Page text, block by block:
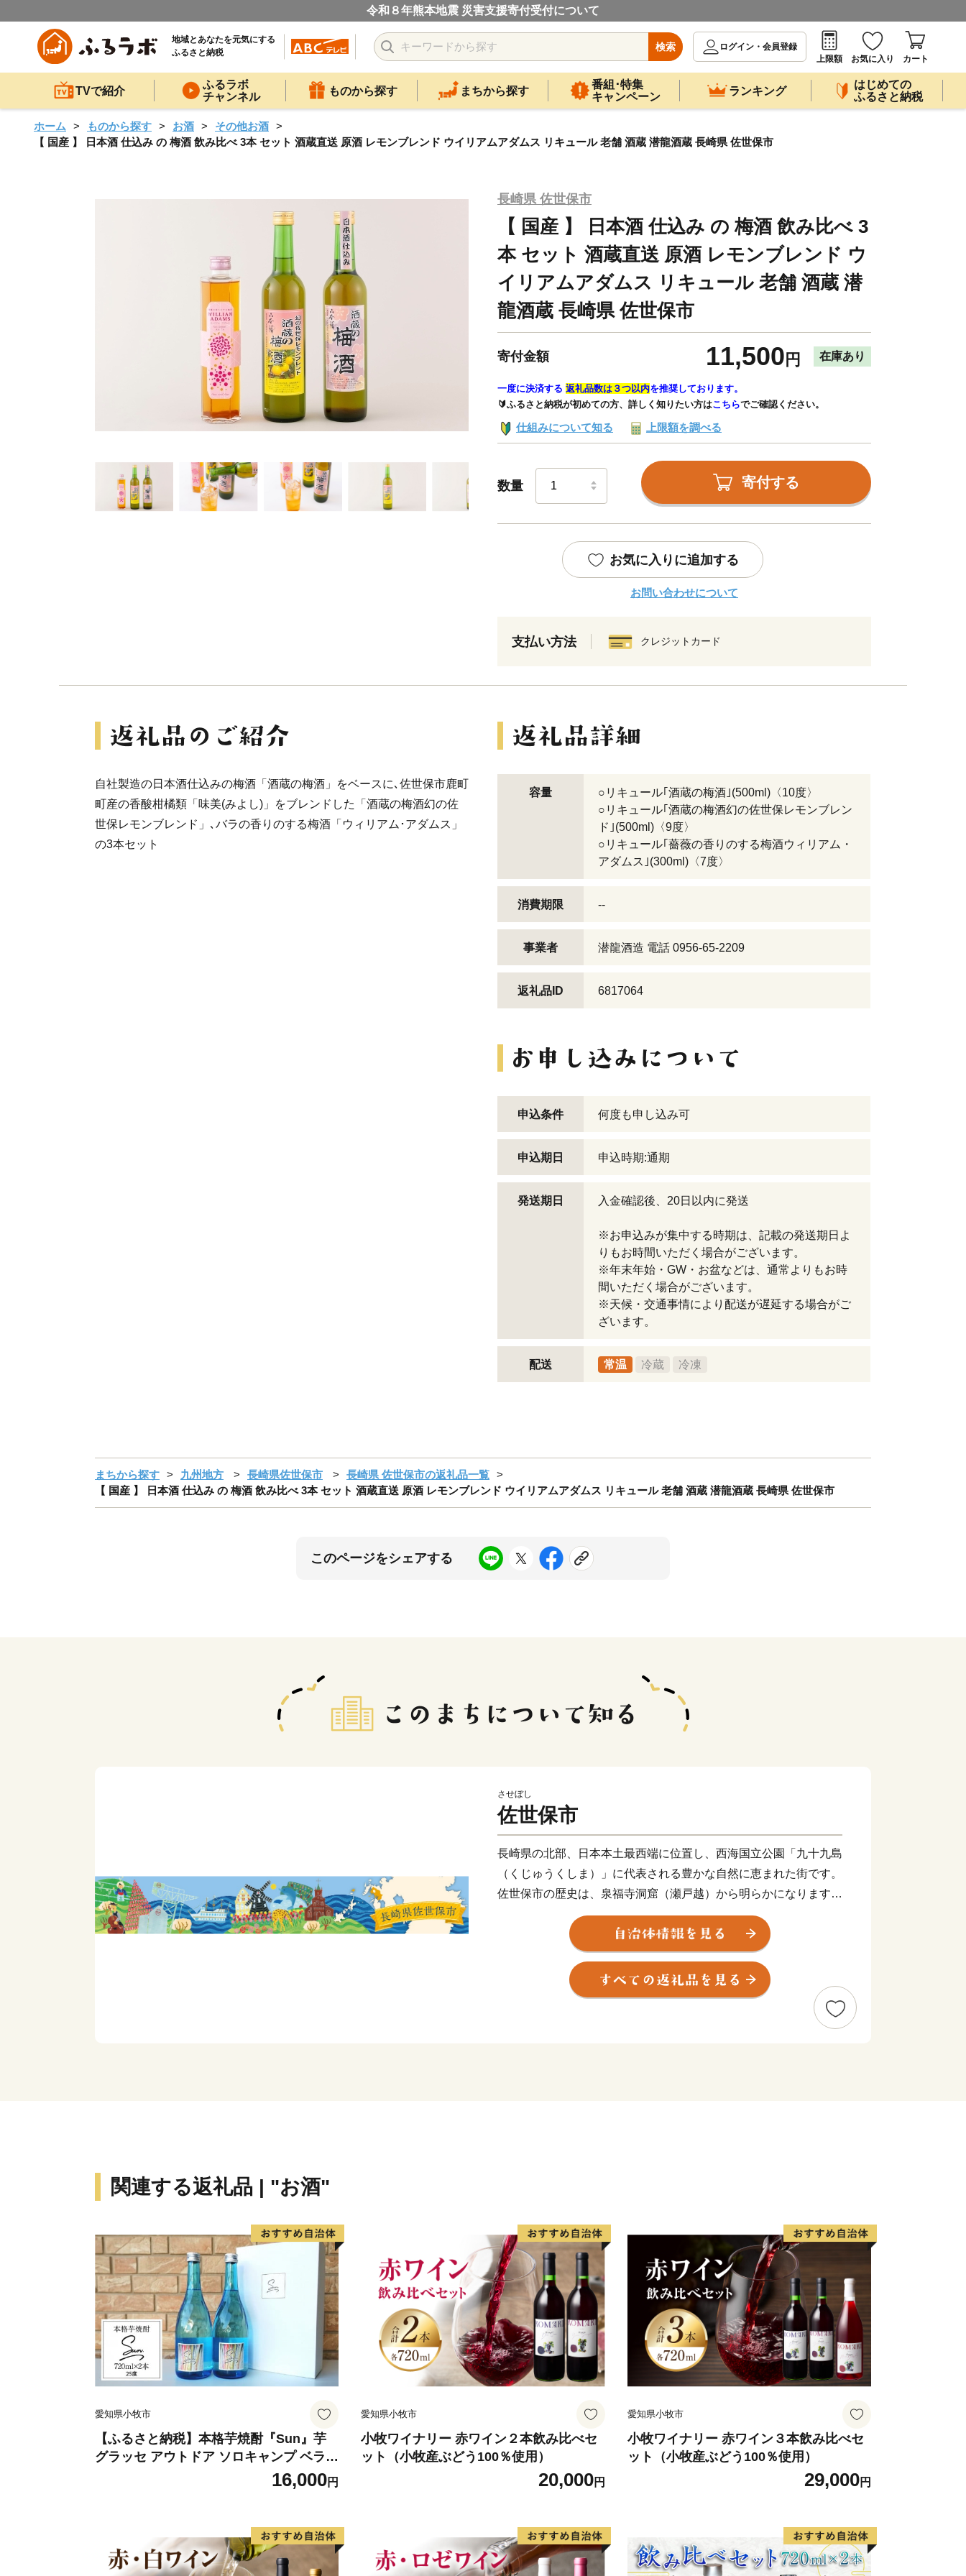
令和８年熊本地震 災害支援寄付受付について
地域とあなたを元気にする
ふるさと納税
検索
ログイン・会員登録
上限額
お気に入り カート
TVで紹介
ふるラボ
チャンネル
ものから探す まちから探す
番組･特集
キャンペーン
ランキング
はじめての
ふるさと納税
ホーム ものから探す お酒
その他お酒
【 国産 】 日本酒 仕込み の 梅酒 飲み比べ 3本 セット 酒蔵直送 原酒 レモンブレンド ウイリアムアダムス リキュール 老舗 酒蔵 潜龍酒蔵 長崎県 佐世保市
長崎県 佐世保市
【 国産 】 日本酒 仕込み の 梅酒 飲み比べ 3
本 セット 酒蔵直送 原酒 レモンブレンド ウ
イリアムアダムス リキュール 老舗 酒蔵 潜
龍酒蔵 長崎県 佐世保市
寄付金額 11,500 円 在庫あり
一度に決済する 返礼品数は３つ以内を推奨しております。
🔰ふるさと納税が初めての方、詳しく知りたい方はこちらでご確認ください。
仕組みについて知る 上限額を調べる
数量 寄付する
お気に入りに追加する
お問い合わせについて
支払い方法 クレジットカード
自社製造の日本酒仕込みの梅酒「酒蔵の梅酒」をベースに､佐世保市鹿町
町産の香酸柑橘類「味美(みよし)」をブレンドした「酒蔵の梅酒幻の佐
世保レモンブレンド」､バラの香りのする梅酒「ウィリアム･アダムス」
の3本セット
容量
○リキュール｢酒蔵の梅酒｣(500ml)〈10度〉
○リキュール｢酒蔵の梅酒幻の佐世保レモンブレン
ド｣(500ml)〈9度〉
○リキュール｢薔薇の香りのする梅酒ウィリアム・
アダムス｣(300ml)〈7度〉
消費期限 --
事業者 潜龍酒造 電話 0956-65-2209
返礼品ID 6817064
申込条件 何度も申し込み可
申込期日 申込時期:通期
発送期日 入金確認後、20日以内に発送
※お申込みが集中する時期は、記載の発送期日よ
りもお時間いただく場合がございます。
※年末年始・GW・お盆などは、通常よりもお時
間いただく場合がございます。
※天候・交通事情により配送が遅延する場合がご
ざいます。
配送 常温 冷蔵 冷凍
まちから探す 九州地方 長崎県佐世保市
長崎県 佐世保市の返礼品一覧
【 国産 】 日本酒 仕込み の 梅酒 飲み比べ 3本 セット 酒蔵直送 原酒 レモンブレンド ウイリアムアダムス リキュール 老舗 酒蔵 潜龍酒蔵 長崎県 佐世保市
このページをシェアする
させぼし
佐世保市
長崎県の北部、日本本土最西端に位置し、西海国立公園「九十九島
（くじゅうくしま）」に代表される豊かな自然に恵まれた街です。
佐世保市の歴史は、泉福寺洞窟（瀬戸越）から明らかになります。
約1万5千年前の石器が出土し、1万2千年前の層からは、世界最古
の土器「豆粒文土器(とうりゅうもんどき)」が出土しました。
明治初期までは、人口約4000人の半農半漁の一寒村でした。明治
19年に旧海軍「第三海軍区鎮守府」の設置が公布されると急速に
発展し、明治35年に「佐世保村」から一挙に「佐世保市」となり
【市の木】ハナミズキ
【市の花】カノコユリ
【隣接する自治体】長崎県（川棚町、西海市、佐々町、波佐見町、
平戸市、松浦市）、佐賀県（伊万里市、有田町）
【お問い合わせ先】
佐世保市ふるさと納税担当
電話 050-1707-9329
関連する返礼品 | "お酒"
愛知県小牧市
【ふるさと納税】本格芋焼酎『Sun』芋
グラッセ アウトドア ソロキャンプ ベラン
16,000円
愛知県小牧市
小牧ワイナリー 赤ワイン２本飲み比べセ
ット（小牧産ぶどう100％使用）
20,000円
愛知県小牧市
小牧ワイナリー 赤ワイン３本飲み比べセ
ット（小牧産ぶどう100％使用）
29,000円